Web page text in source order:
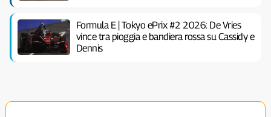
Formula E | Tokyo ePrix #2 2026: De Vries
vince tra pioggia e bandiera rossa su Cassidy e
Dennis